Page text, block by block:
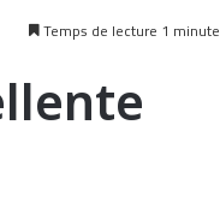
Temps de lecture 1 minute